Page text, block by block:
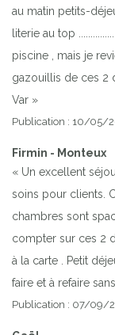
au matin petits-
literie au top
piscine , mais je
gazouillis de ces 2
Var »
Publication : 10/05/
Firmin - Monteux
« Un excellent
soins pour clients.
chambres sont
compter sur ces 2
à la carte . Petit
faire et à refaire
Publication : 07/09/